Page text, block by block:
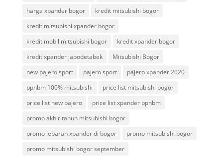
harga xpander bogor
kredit mitsubishi bogor
kredit mitsubishi xpander bogor
kredit mobil mitsubishi bogor
kredit xpander bogor
kredit xpander jabodetabek
Mitsubishi Bogor
new pajero sport
pajero sport
pajero xpander 2020
ppnbm 100% mitsubishi
price list mitsubishi bogor
price list new pajero
price list xpander ppnbm
promo akhir tahun mitsubishi bogor
promo lebaran xpander di bogor
promo mitsubishi bogor
promo mitsubishi bogor september